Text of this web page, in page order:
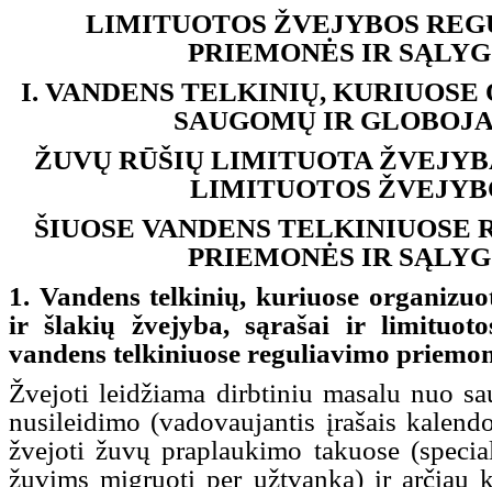
LIMITUOTOS ŽVEJYBOS
PRIEMONĖS IR
I. VANDENS TELKINIŲ, KURIUOSE
SAUGOMŲ IR
ŽUVŲ RŪŠIŲ LIMITUOTA
LIMITUOTOS
ŠIUOSE VANDENS TELKINIUOSE
PRIEMONĖS IR
1. Vandens telkinių, kuriuose
ir šlakių žvejyba, sąrašai ir
vandens telkiniuose reguliavimo
Žvejoti leidžiama dirbtiniu masalu nuo
nusileidimo (vadovaujantis įrašais
žvejoti žuvų praplaukimo takuose
žuvims migruoti per užtvanką) ir arčiau